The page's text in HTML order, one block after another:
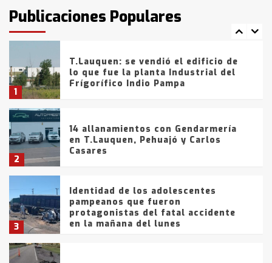
Publicaciones Populares
fueron detenidos por
comercialización de drogas en la
tarde del sábado
1
T.Lauquen: se vendió el edificio de
lo que fue la planta Industrial del
Frígorífico Indio Pampa
2
14 allanamientos con Gendarmería
en T.Lauquen, Pehuajó y Carlos
Casares
3
Identidad de los adolescentes
pampeanos que fueron
protagonistas del fatal accidente
en la mañana del lunes